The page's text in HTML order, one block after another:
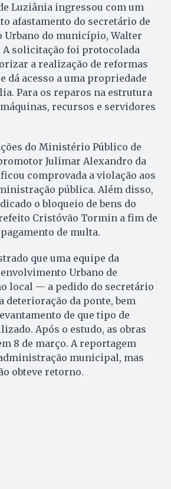
Luziânia ingressou com um
afastamento do secretário de
Urbano do município, Walter
A solicitação foi protocolada
a realização de reformas
dá acesso a uma propriedade
Para os reparos na estrutura
recursos e servidores
do Ministério Público de
Julimar Alexandro da
comprovada a violação aos
pública. Além disso,
o bloqueio de bens do
Cristóvão Tormin a fim de
de multa.
que uma equipe da
Urbano de
local — a pedido do secretário
da ponte, bem
de que tipo de
Após o estudo, as obras
8 de março. A reportagem
municipal, mas
obteve retorno.